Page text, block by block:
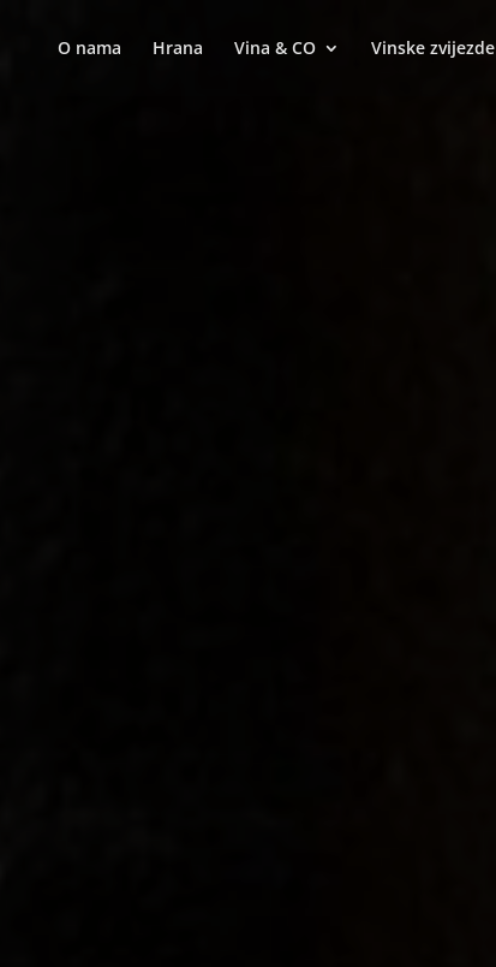
O nama Hrana Vina & CO Vinske zvijezde